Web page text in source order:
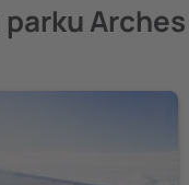
Arches